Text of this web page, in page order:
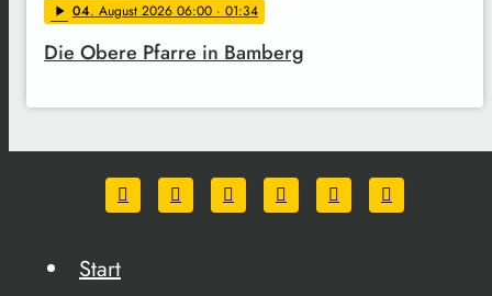
play_arrow 04. August 2026 06:00 · 01:34
Die Obere Pfarre in Bamberg
Start